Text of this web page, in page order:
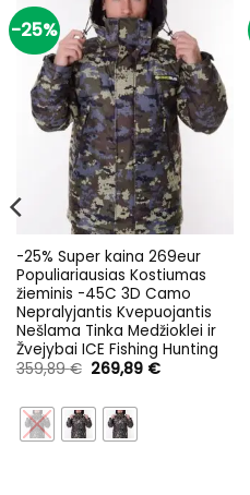
-25%
-25% Super kaina 269eur
Populiariausias Kostiumas
žieminis -45C 3D Camo
Nepralyjantis Kvepuojantis
Nešlama Tinka Medžioklei ir
Žvejybai ICE Fishing Hunting
359,89€ Original
price
359,89 €.
269,89 €Current